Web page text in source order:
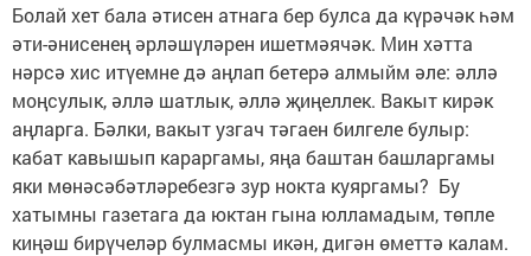
Болай хет бала әтисен атнага бер булса да күрәчәк һәм
әти-әнисенең әрләшүләрен ишетмәячәк. Мин хәтта
нәрсә хис итүемне дә аңлап бетерә алмыйм әле: әллә
моңсулык, әллә шатлык, әллә җиңеллек. Вакыт кирәк
аңларга. Бәлки, вакыт узгач тәгаен билгеле булыр:
кабат кавышып караргамы, яңа баштан башларгамы
яки мөнәсәбәтләребезгә зур нокта куяргамы? Бу
хатымны газетага да юктан гына юлламадым, төпле
киңәш бирүчеләр булмасмы икән, дигән өметтә калам.